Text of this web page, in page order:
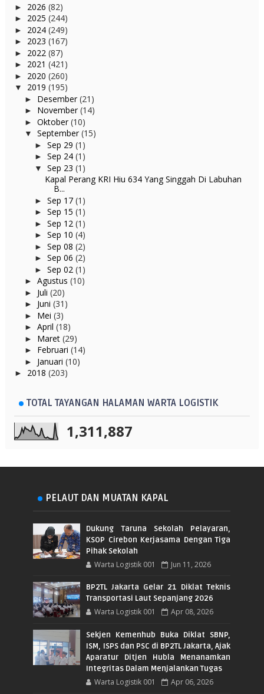
► 2026 (82)
► 2025 (244)
► 2024 (249)
► 2023 (167)
► 2022 (87)
► 2021 (421)
► 2020 (260)
▼ 2019 (195)
► Desember(21)
► November(14)
► Oktober(10)
▼ September(15)
► Sep 29 (1)
► Sep 24 (1)
▼ Sep 23 (1)
Kapal Perang KRI Hiu 634 Yang Singgah Di Labuhan
B...
► Sep 17 (1)
► Sep 15 (1)
► Sep 12 (1)
► Sep 10 (4)
► Sep 08 (2)
► Sep 06 (2)
► Sep 02 (1)
► Agustus (10)
► Juli (20)
► Juni (31)
► Mei (3)
► April (18)
► Maret (29)
► Februari (14)
► Januari (10)
► 2018 (203)
TOTAL TAYANGAN HALAMAN WARTA LOGISTIK
1,311,887
PELAUT DAN MUATAN KAPAL
Dukung Taruna Sekolah Pelayaran,
KSOP Cirebon Kerjasama Dengan Tiga
Pihak Sekolah
Warta Logistik 001 Jun 11, 2026
BP2TL Jakarta Gelar 21 Diklat Teknis
Transportasi Laut Sepanjang 2026
Warta Logistik 001 Apr 08, 2026
Sekjen Kemenhub Buka Diklat SBNP,
ISM, ISPS dan PSC di BP2TL Jakarta, Ajak
Aparatur Ditjen Hubla Menanamkan
Integritas Dalam Menjalankan Tugas
Warta Logistik 001 Apr 06, 2026